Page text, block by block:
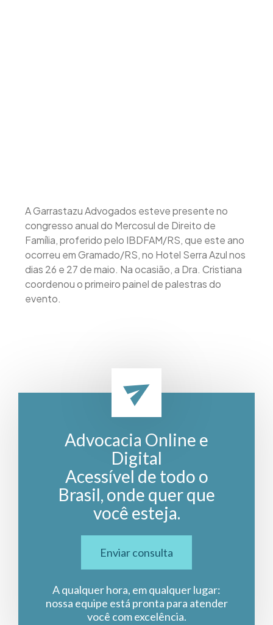
A Garrastazu Advogados esteve presente no
congresso anual do Mercosul de Direito de
Família, proferido pelo IBDFAM/RS, que este ano
ocorreu em Gramado/RS, no Hotel Serra Azul nos
dias 26 e 27 de maio. Na ocasião, a Dra. Cristiana
coordenou o primeiro painel de palestras do
evento.
Advocacia Online e
Digital
Acessível de todo o
Brasil, onde quer que
você esteja.
Enviar consulta
A qualquer hora, em qualquer lugar:
nossa equipe está pronta para atender
você com excelência.